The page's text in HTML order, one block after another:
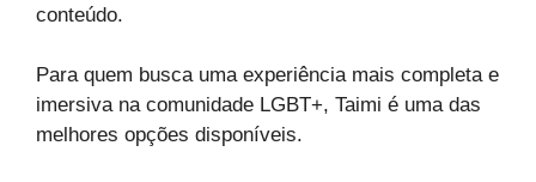
conteúdo.
Para quem busca uma experiência mais completa e
imersiva na comunidade LGBT+, Taimi é uma das
melhores opções disponíveis.